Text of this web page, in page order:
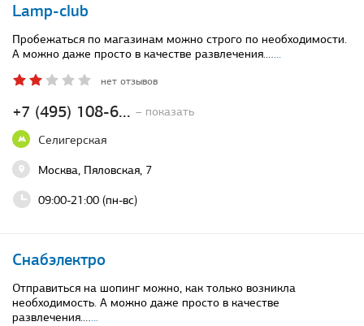
Lamp-club
+7 (495) 108-6... – показать
Селигерская
Москва, Пяловская, 7
09:00-21:00 (пн-вс)
Пробежаться по магазинам можно строго по необходимости.
А можно даже просто в качестве развлечения.…...
нет отзывов
Снабэлектро
Отправиться на шопинг можно, как только возникла
необходимость. А можно даже просто в качестве
развлечения.…...